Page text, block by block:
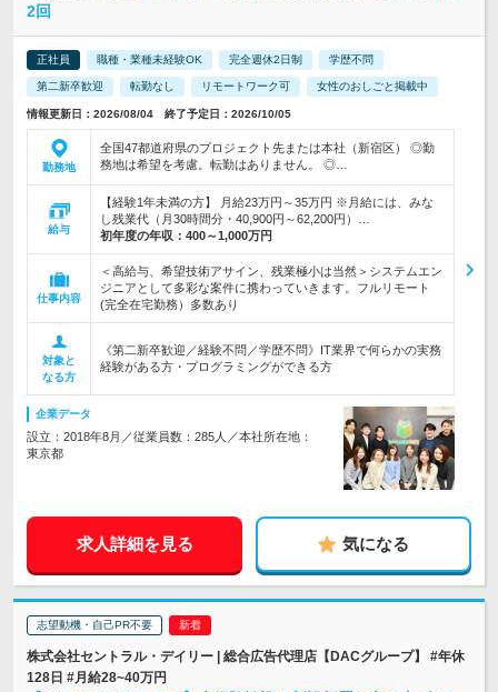
2回
正社員 職種・業種未経験OK 完全週休2日制 学歴不問
第二新卒歓迎 転勤なし リモートワーク可 女性のおしごと掲載中
情報更新日：2026/08/04 終了予定日：2026/10/05
勤務地
全国47都道府県のプロジェクト先または本社（新宿区） ◎勤
務地は希望を考慮。転勤はありません。 ◎…
給与
【経験1年未満の方】 月給23万円～35万円 ※月給には、みな
し残業代（月30時間分・40,900円～62,200円）…
初年度の年収： 400～1,000万円
仕事内容
＜高給与、希望技術アサイン、残業極小は当然＞システムエン
ジニアとして多彩な案件に携わっていきます。フルリモート
(完全在宅勤務）多数あり
対象と
なる方
《第二新卒歓迎／経験不問／学歴不問》IT業界で何らかの実務
経験がある方・プログラミングができる方
企業データ
設立：2018年8月／従業員数：285人／本社所在地：
東京都
求人詳細を見る 気になる
志望動機・自己PR不要
株式会社セントラル・デイリー | 総合広告代理店【DACグループ】 #年休
128日 #月給28~40万円